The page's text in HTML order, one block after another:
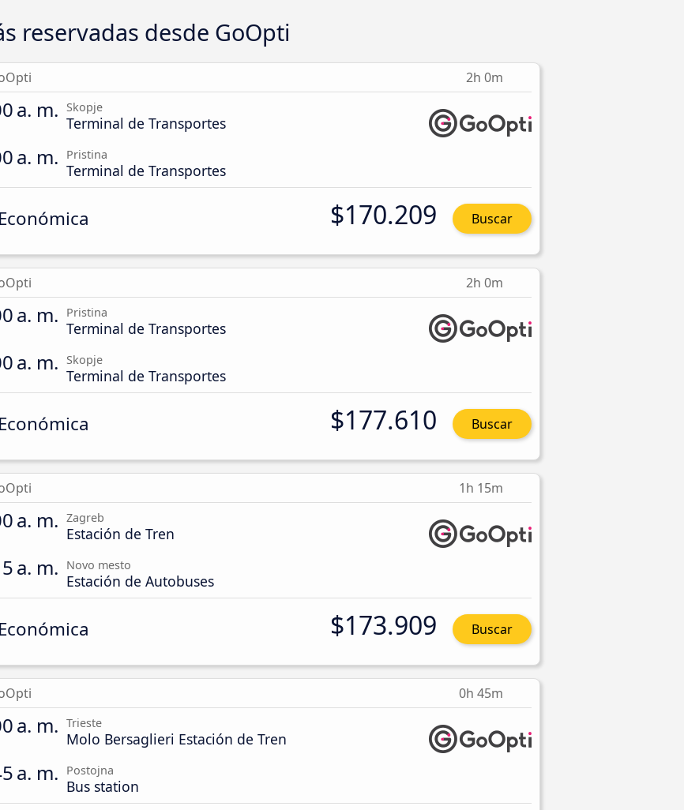
reservadas desde GoOpti
2h 0m
a. m. Skopje
Terminal de Transportes
a. m. Pristina
Terminal de Transportes
Económica $170.209 Buscar
2h 0m
a. m. Pristina
Terminal de Transportes
a. m. Skopje
Terminal de Transportes
Económica $177.610 Buscar
1h 15m
a. m. Zagreb
Estación de Tren
a. m. Novo mesto
Estación de Autobuses
Económica $173.909 Buscar
0h 45m
a. m. Trieste
Molo Bersaglieri Estación de Tren
a. m. Postojna
Bus station